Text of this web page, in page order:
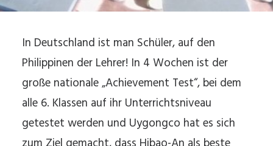
In Deutschland ist man Schüler, auf den
Philippinen der Lehrer! In 4 Wochen ist der
große nationale „Achievement Test“, bei dem
alle 6. Klassen auf ihr Unterrichtsniveau
getestet werden und Uygongco hat es sich